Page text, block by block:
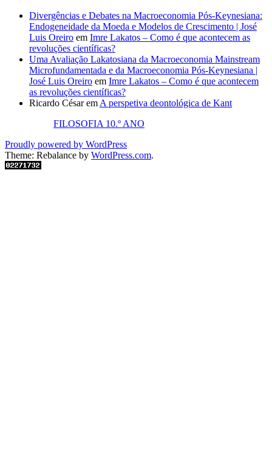
Divergências e Debates na Macroeconomia Pós-Keynesiana:
Endogeneidade da Moeda e Modelos de Crescimento | José
Luis Oreiro em Imre Lakatos – Como é que acontecem as
revoluções científicas?
Uma Avaliação Lakatosiana da Macroeconomia Mainstream
Microfundamentada e da Macroeconomia Pós-Keynesiana |
José Luis Oreiro em Imre Lakatos – Como é que acontecem
as revoluções científicas?
Ricardo Césarem A perspetiva deontológica de Kant
FILOSOFIA 10.º ANO
Proudly powered by WordPress
Theme: Rebalance by WordPress.com.